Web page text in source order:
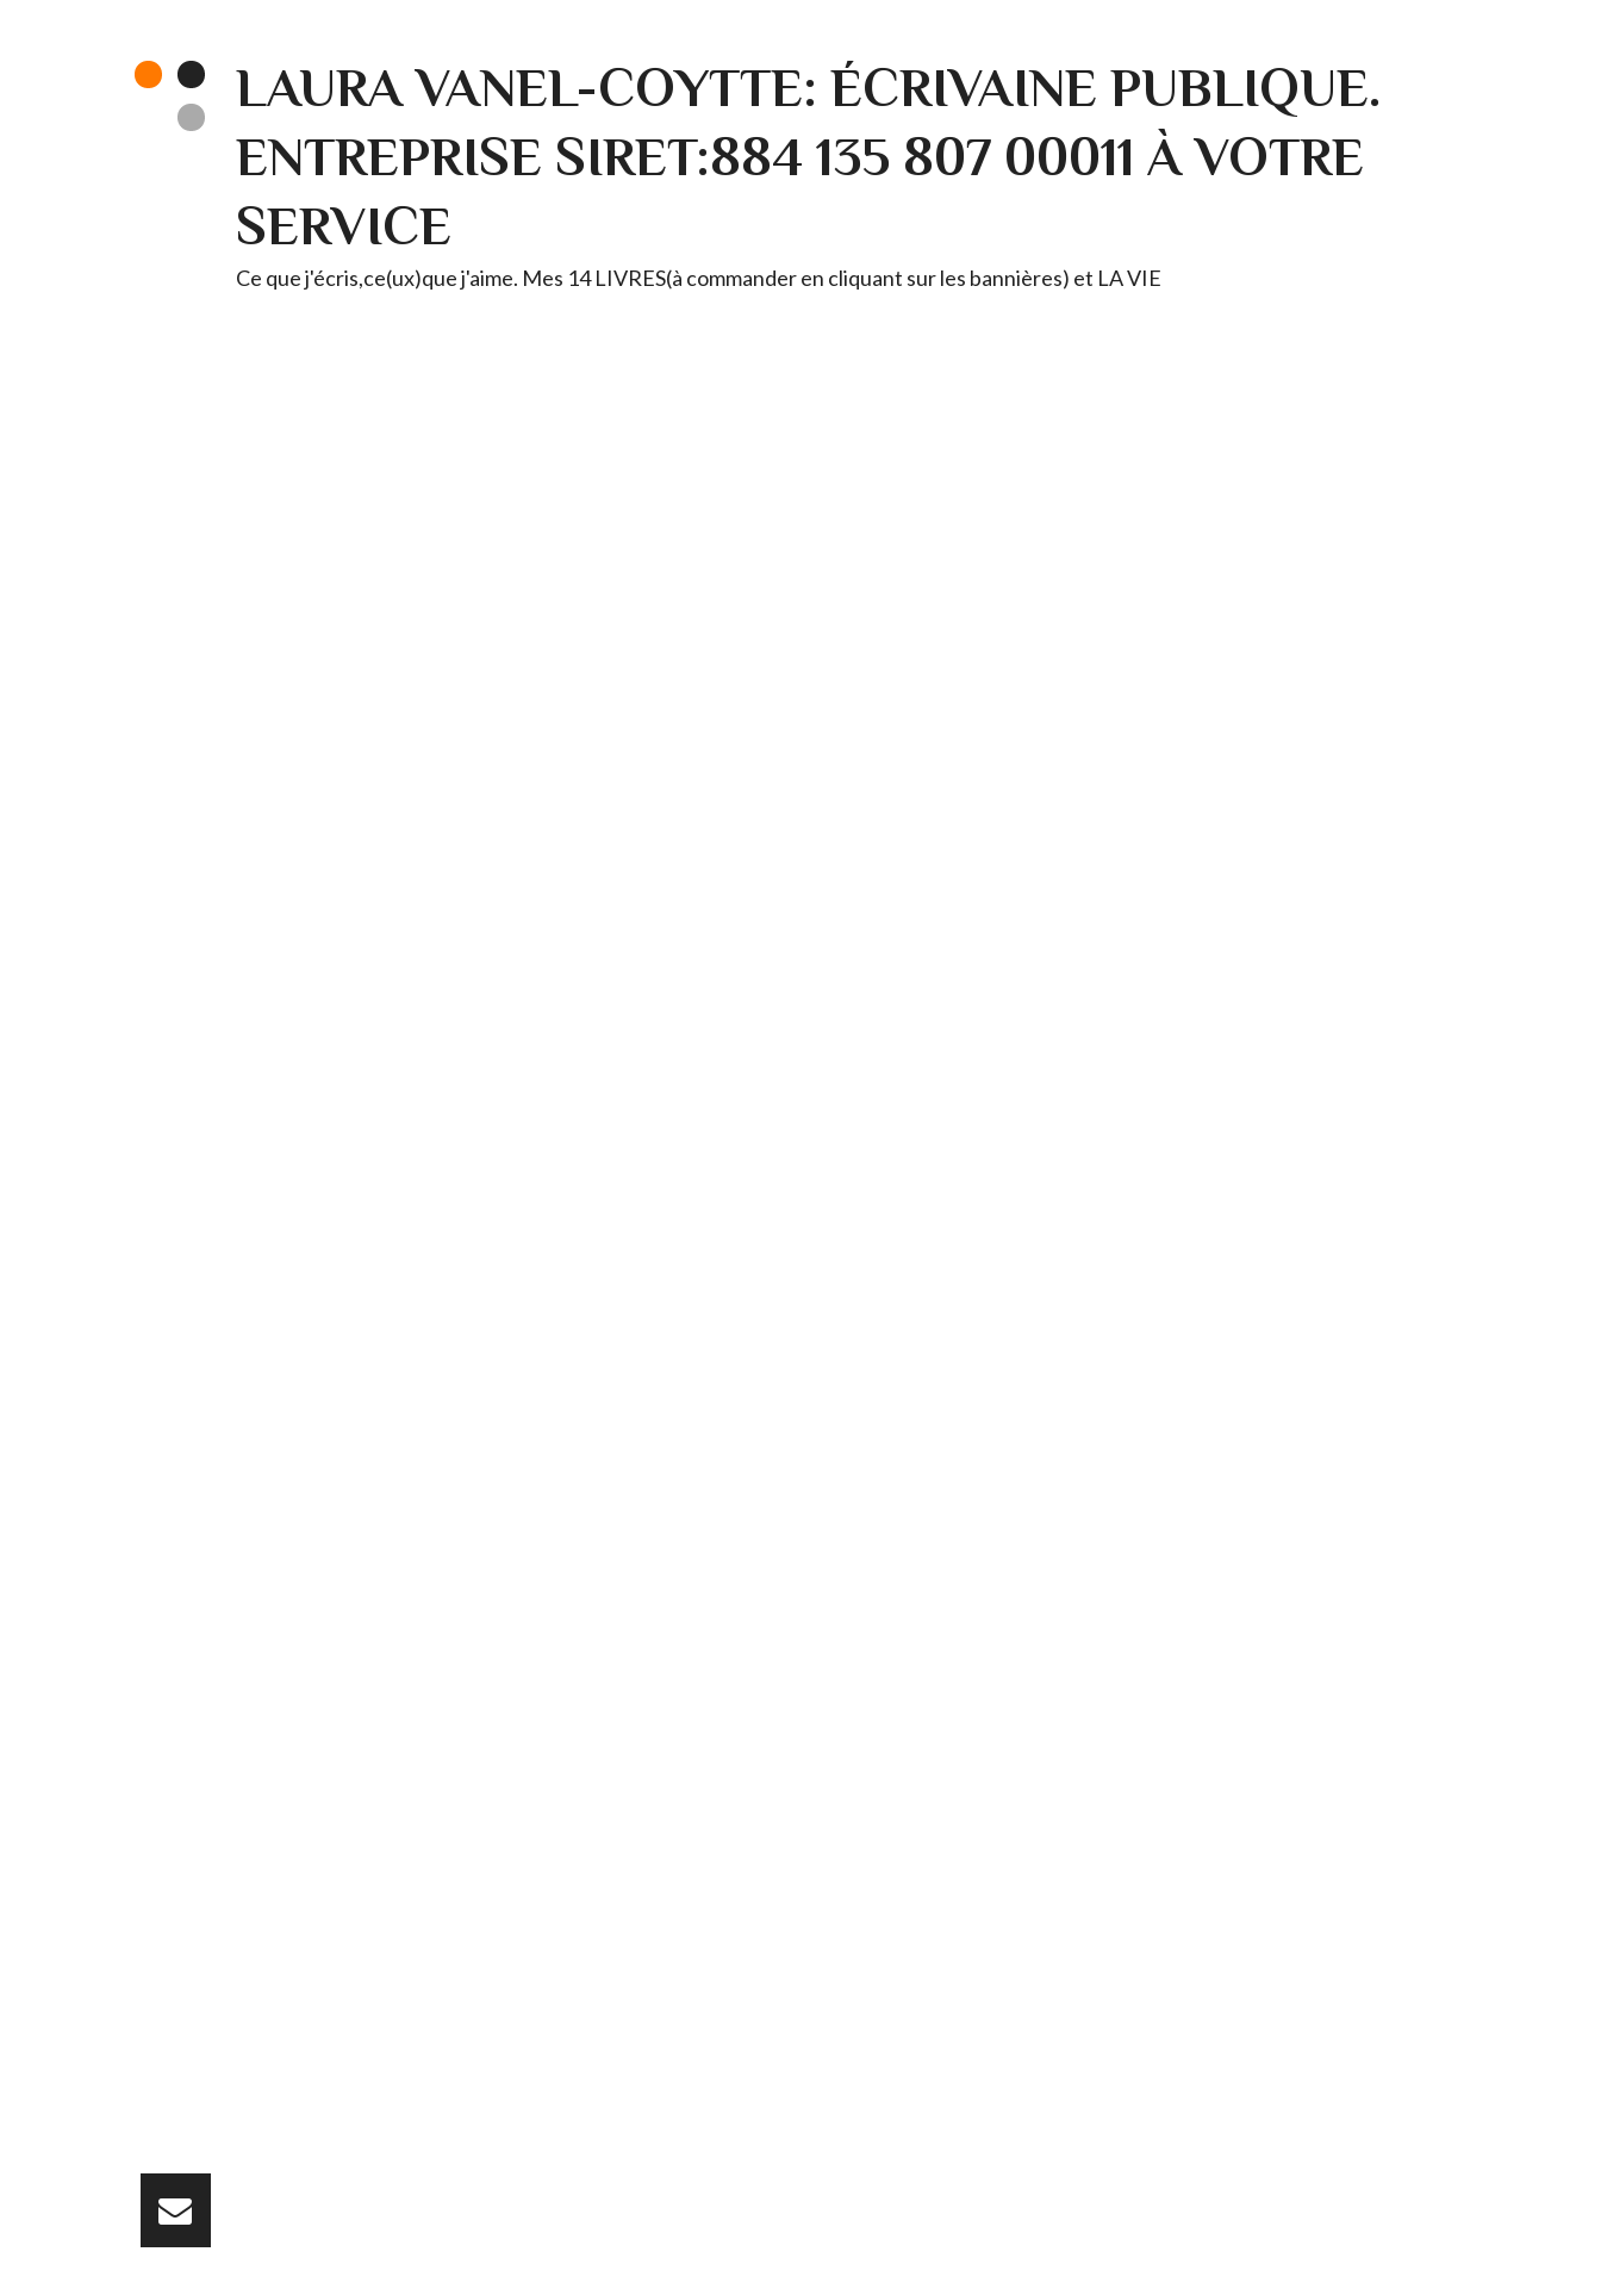
LAURA VANEL-COYTTE: ÉCRIVAINE PUBLIQUE.
ENTREPRISE SIRET:884 135 807 00011 À VOTRE
SERVICE
Ce que j'écris,ce(ux)que j'aime. Mes 14 LIVRES(à commander en cliquant sur les bannières) et LA VIE